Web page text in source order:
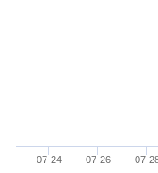
07-24 07-26 07-